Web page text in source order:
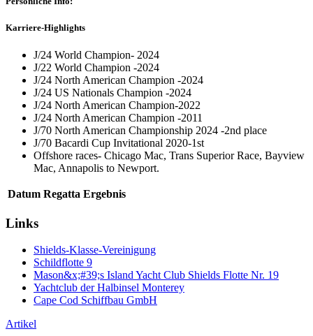
Karriere-Highlights
J/24 World Champion- 2024
J/22 World Champion -2024
J/24 North American Champion -2024
J/24 US Nationals Champion -2024
J/24 North American Champion-2022
J/24 North American Champion -2011
J/70 North American Championship 2024 -2nd place
J/70 Bacardi Cup Invitational 2020-1st
Offshore races- Chicago Mac, Trans Superior Race, Bayview
Mac, Annapolis to Newport.
Datum Regatta Ergebnis
Links
Shields-Klasse-Vereinigung
Schildflotte 9
Mason&x;#39;s Island Yacht Club Shields Flotte Nr. 19
Yachtclub der Halbinsel Monterey
Cape Cod Schiffbau GmbH
Artikel